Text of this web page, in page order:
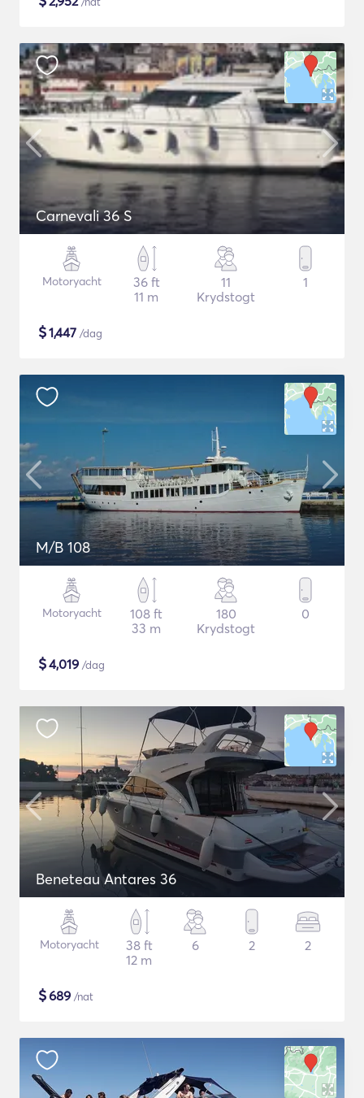
Carnevali 36 S
Motoryacht
36 ft
11 m
11
Krydstogt
1
$1,447 /dag
M/B 108
Motoryacht
108 ft
33 m
180
Krydstogt
0
$4,019 /dag
Beneteau Antares 36
Motoryacht
38 ft
12 m
6 2 2
$689 /nat